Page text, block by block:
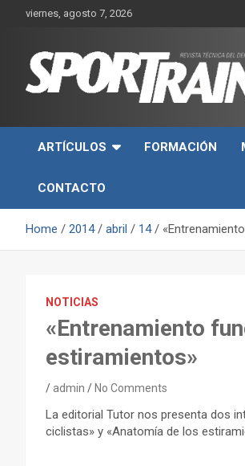
viernes, agosto 7, 2026
Revista
rendimiento, nutrición y entrenamiento.
ARTÍCULOS
FORMACIÓN
CONTACTO
Home 2014 abril 14
NOTICIAS
«Entrenamiento
estiramientos»
admin No Comments
La editorial Tutor nos presenta dos
ciclistas» y «Anatomía de los